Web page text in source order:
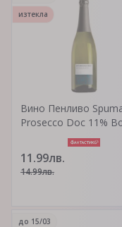
Вино Пенливо
Prosecco Doc 11%
11.99лв.
14.99лв.
изтекла
до 15/03